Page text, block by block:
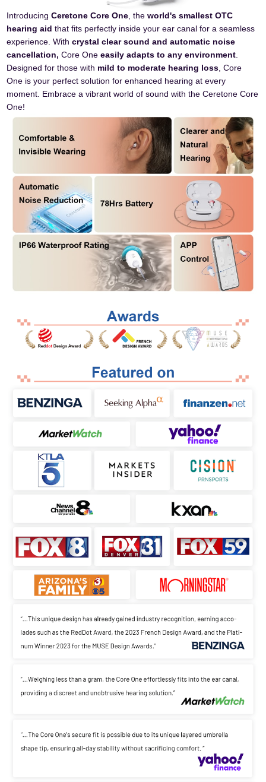
Introducing Ceretone Core One , theworld's smallest OTC
hearing aid that fits perfectly inside your ear canal for a seamless
experience. Withcrystal clear sound and automatic noise
cancellation, Core Oneeasily adapts to any environment
Designed for those with mild to moderate hearing loss , Core
One is your perfect solution for enhanced hearing at every
moment. Embrace a vibrant world of sound with the Ceretone Core
One!